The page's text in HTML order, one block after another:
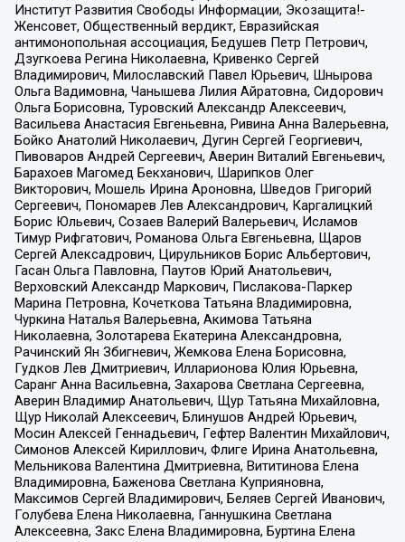
Институт Развития Свободы Информации, Экозащита!-
Женсовет, Общественный вердикт, Евразийская
антимонопольная ассоциация, Бедушев Петр Петрович,
Дзугкоева Регина Николаевна, Кривенко Сергей
Владимирович, Милославский Павел Юрьевич, Шнырова
Ольга Вадимовна, Чанышева Лилия Айратовна, Сидорович
Ольга Борисовна, Туровский Александр Алексеевич,
Васильева Анастасия Евгеньевна, Ривина Анна Валерьевна,
Бойко Анатолий Николаевич, Дугин Сергей Георгиевич,
Пивоваров Андрей Сергеевич, Аверин Виталий Евгеньевич,
Барахоев Магомед Бекханович, Шарипков Олег
Викторович, Мошель Ирина Ароновна, Шведов Григорий
Сергеевич, Пономарев Лев Александрович, Каргалицкий
Борис Юльевич, Созаев Валерий Валерьевич, Исламов
Тимур Рифгатович, Романова Ольга Евгеньевна, Щаров
Сергей Алексадрович, Цирульников Борис Альбертович,
Гасан Ольга Павловна, Паутов Юрий Анатольевич,
Верховский Александр Маркович, Пислакова-Паркер
Марина Петровна, Кочеткова Татьяна Владимировна,
Чуркина Наталья Валерьевна, Акимова Татьяна
Николаевна, Золотарева Екатерина Александровна,
Рачинский Ян Збигневич, Жемкова Елена Борисовна,
Гудков Лев Дмитриевич, Илларионова Юлия Юрьевна,
Саранг Анна Васильевна, Захарова Светлана Сергеевна,
Аверин Владимир Анатольевич, Щур Татьяна Михайловна,
Щур Николай Алексеевич, Блинушов Андрей Юрьевич,
Мосин Алексей Геннадьевич, Гефтер Валентин Михайлович,
Симонов Алексей Кириллович, Флиге Ирина Анатольевна,
Мельникова Валентина Дмитриевна, Вититинова Елена
Владимировна, Баженова Светлана Куприяновна,
Максимов Сергей Владимирович, Беляев Сергей Иванович,
Голубева Елена Николаевна, Ганнушкина Светлана
Алексеевна, Закс Елена Владимировна, Буртина Елена